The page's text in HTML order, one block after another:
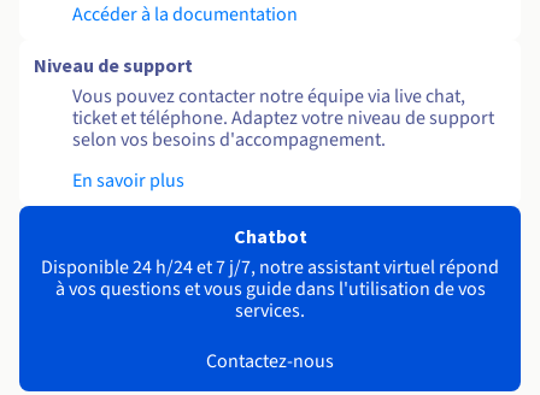
Accéder à la documentation
Niveau de support
Vous pouvez contacter notre équipe via live chat,
ticket et téléphone. Adaptez votre niveau de support
selon vos besoins d'accompagnement.
En savoir plus
Chatbot
Disponible 24 h/24 et 7 j/7, notre assistant virtuel répond
à vos questions et vous guide dans l'utilisation de vos
services.
Contactez-nous